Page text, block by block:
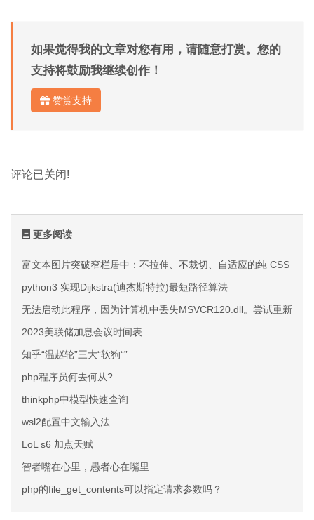
如果觉得我的文章对您有用，请随意打赏。您的
支持将鼓励我继续创作！
赞赏支持
评论已关闭!
更多阅读
富文本图片突破窄栏居中：不拉伸、不裁切、自适应的纯 CSS 方案
python3 实现Dijkstra(迪杰斯特拉)最短路径算法
无法启动此程序，因为计算机中丢失MSVCR120.dll。尝试重新安
2023美联储加息会议时间表
知乎“温赵轮”三大“软狗“”
php程序员何去何从?
thinkphp中模型快速查询
wsl2配置中文输入法
LoL s6 加点天赋
智者嘴在心里，愚者心在嘴里
php的file_get_contents可以指定请求参数吗？